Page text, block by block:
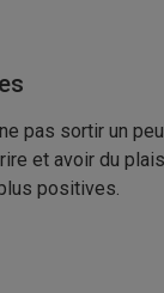
pas sortir un
et avoir du
positives.